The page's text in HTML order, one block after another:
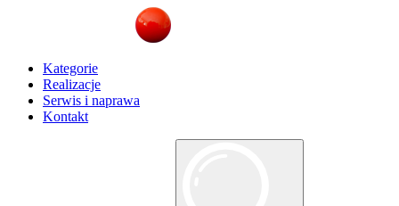
Kategorie
Realizacje
Serwis i naprawa
Kontakt